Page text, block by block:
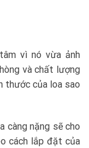
vì nó vừa ảnh
và chất lượng
thước của loa sao
càng nặng sẽ cho
cách lắp đặt của